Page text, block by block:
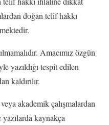
doğan telif hakkı
Amacımız özgün
yazıldığı tespit edilen
kaldırılır.
akademik çalışmalardan
yazılarda kaynakça